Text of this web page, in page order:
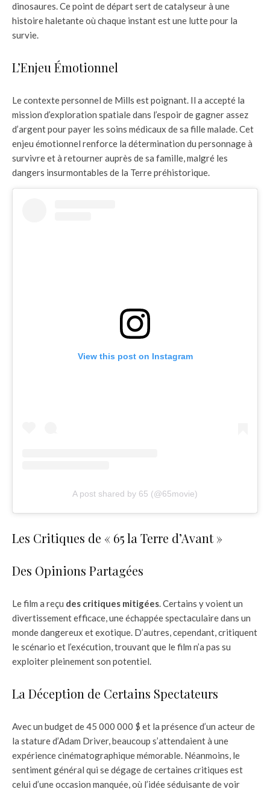
dinosaures. Ce point de départ sert de catalyseur à une
histoire haletante où chaque instant est une lutte pour la
survie.
L’Enjeu Émotionnel
Le contexte personnel de Mills est poignant. Il a accepté la
mission d’exploration spatiale dans l’espoir de gagner assez
d’argent pour payer les soins médicaux de sa fille malade. Cet
enjeu émotionnel renforce la détermination du personnage à
survivre et à retourner auprès de sa famille, malgré les
dangers insurmontables de la Terre préhistorique.
View this post on Instagram
A post shared by 65 (@65movie)
Les Critiques de « 65 la Terre d’Avant »
Des Opinions Partagées
Le film a reçu des critiques mitigées . Certains y voient un
divertissement efficace, une échappée spectaculaire dans un
monde dangereux et exotique. D’autres, cependant, critiquent
le scénario et l’exécution, trouvant que le film n’a pas su
exploiter pleinement son potentiel.
La Déception de Certains Spectateurs
Avec un budget de 45 000 000 $ et la présence d’un acteur de
la stature d’Adam Driver, beaucoup s’attendaient à une
expérience cinématographique mémorable. Néanmoins, le
sentiment général qui se dégage de certaines critiques est
celui d’une occasion manquée, où l’idée séduisante de voir